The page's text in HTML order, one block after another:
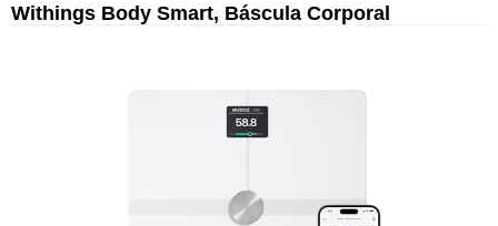
Withings Body Smart, Báscula Corporal